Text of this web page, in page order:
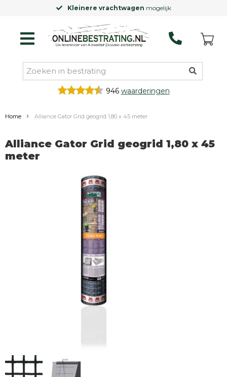
Kleinere vrachtwagen mogelijk
946 waarderingen
Home Alliance Gator Grid geogrid 1,80 x 45 meter
Alliance Gator Grid geogrid 1,80 x 45
meter